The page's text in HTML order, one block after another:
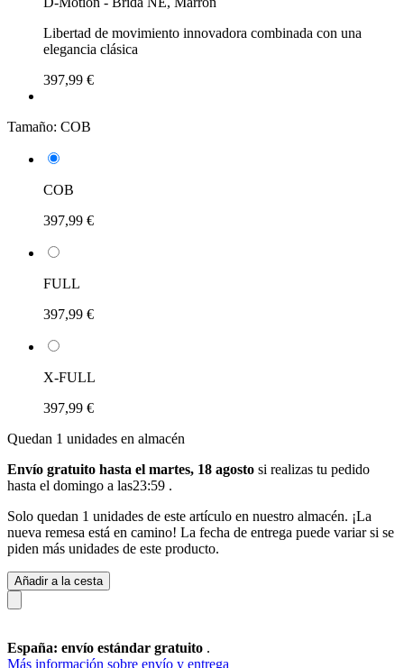
Libertad de movimiento innovadora combinada con una
elegancia clásica
397,99 €
Tamaño: COB
COB
397,99 €
FULL
397,99 €
X-FULL
397,99 €
Quedan 1 unidades en almacén
Envío gratuito hasta el martes, 18 agosto si realizas tu pedido
hasta el domingo a las23:59 .
Solo quedan 1 unidades de este artículo en nuestro almacén. ¡La
nueva remesa está en camino! La fecha de entrega puede variar si se
piden más unidades de este producto.
Añadir a la cesta
España: envío estándar gratuito .
Más información sobre envío y entrega